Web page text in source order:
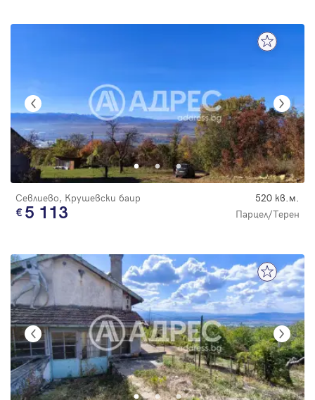
Севлиево, Крушевски баир 520 кв.м.
5 113 Парцел/Терен